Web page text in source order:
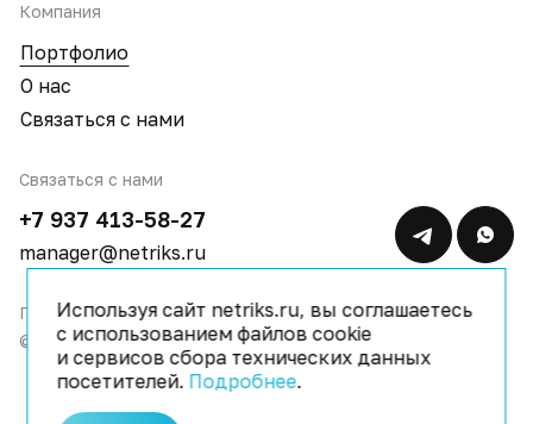
Компания
Портфолио
О нас
Связаться с нами
Связаться с нами
+7 937 413-58-27
manager@netriks.ru
Политика конфиденциальности
© 2009–2026 IT компания Netriks
Используя сайт netriks.ru, вы соглашаетесь
с использованием файлов cookie
и сервисов сбора технических данных
посетителей. Подробнее.